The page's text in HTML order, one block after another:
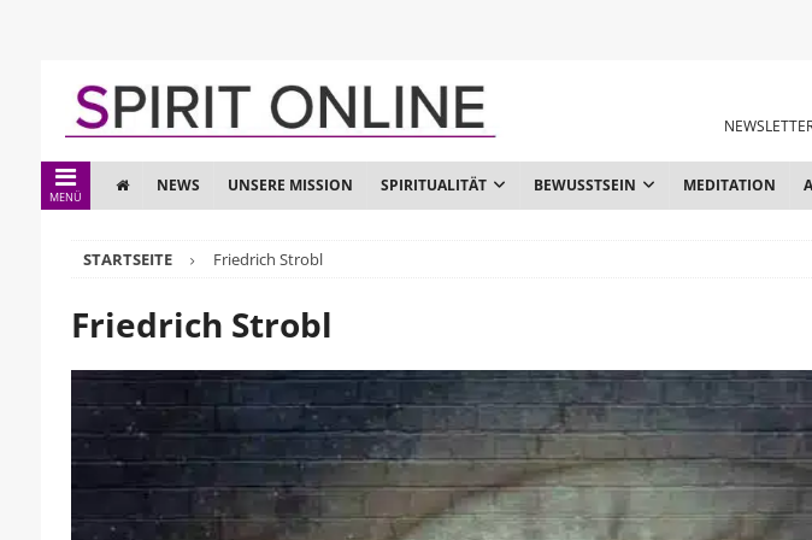
MENÜ
NEWS UNSERE MISSION SPIRITUALITÄT BEWUSSTSEIN MEDITATION
STARTSEITE Friedrich Strobl
Friedrich Strobl